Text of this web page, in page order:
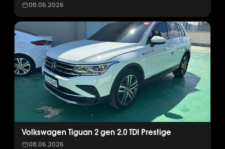
08.06.2026
Volkswagen Tiguan 2 gen 2.0 TDI Prestige
08.06.2026